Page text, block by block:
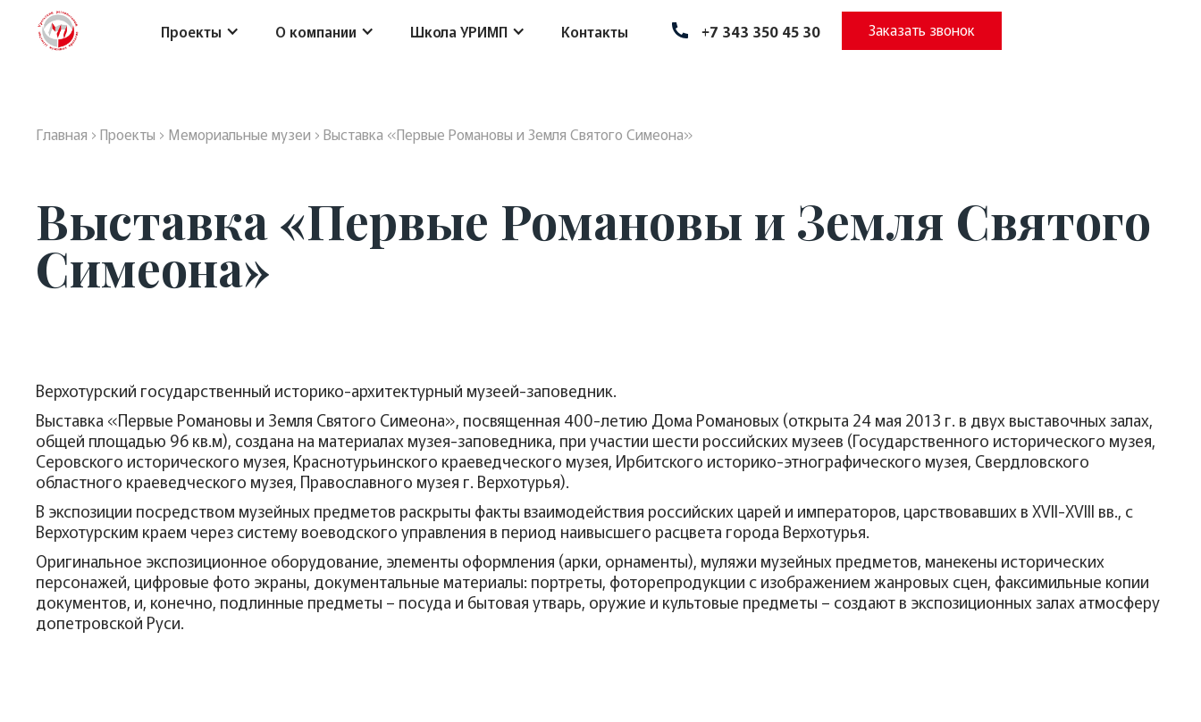
Проекты О компании Школа УРИМП Контакты +7 343 350 45 30 Заказать звонок
Главная › Проекты › Мемориальные музеи › Выставка «Первые Романовы и Земля Святого Симеона»
Выставка «Первые Романовы и Земля Святого
Симеона»
Верхотурский государственный историко-архитектурный музеей-заповедник.
Выставка «Первые Романовы и Земля Святого Симеона», посвященная 400-летию Дома Романовых (открыта 24 мая 2013 г. в двух выставочных залах,
общей площадью 96 кв.м), создана на материалах музея-заповедника, при участии шести российских музеев (Государственного исторического музея,
Серовского исторического музея, Краснотурьинского краеведческого музея, Ирбитского историко-этнографического музея, Свердловского
областного краеведческого музея, Православного музея г. Верхотурья).
В экспозиции посредством музейных предметов раскрыты факты взаимодействия российских царей и императоров, царствовавших в XVII-XVIII вв., с
Верхотурским краем через систему воеводского управления в период наивысшего расцвета города Верхотурья.
Оригинальное экспозиционное оборудование, элементы оформления (арки, орнаменты), муляжи музейных предметов, манекены исторических
персонажей, цифровые фото экраны, документальные материалы: портреты, фоторепродукции с изображением жанровых сцен, факсимильные копии
документов, и, конечно, подлинные предметы – посуда и бытовая утварь, оружие и культовые предметы – создают в экспозиционных залах атмосферу
допетровской Руси.